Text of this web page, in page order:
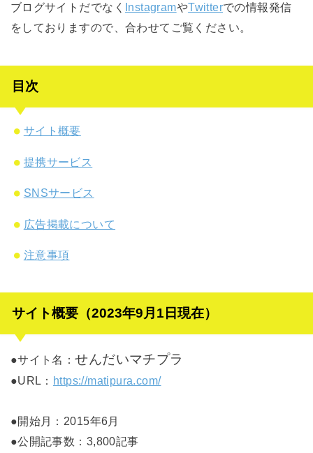
ブログサイトだでなく InstagramやTwitterでの情報発信
をしておりますので、合わせてご覧ください。
目次
サイト概要
提携サービス
SNSサービス
広告掲載について
注意事項
サイト概要（2023年9月1日現在）
●サイト名：せんだいマチプラ
●URL： https://matipura.com/
●開始月：2015年6月
●公開記事数：3,800記事